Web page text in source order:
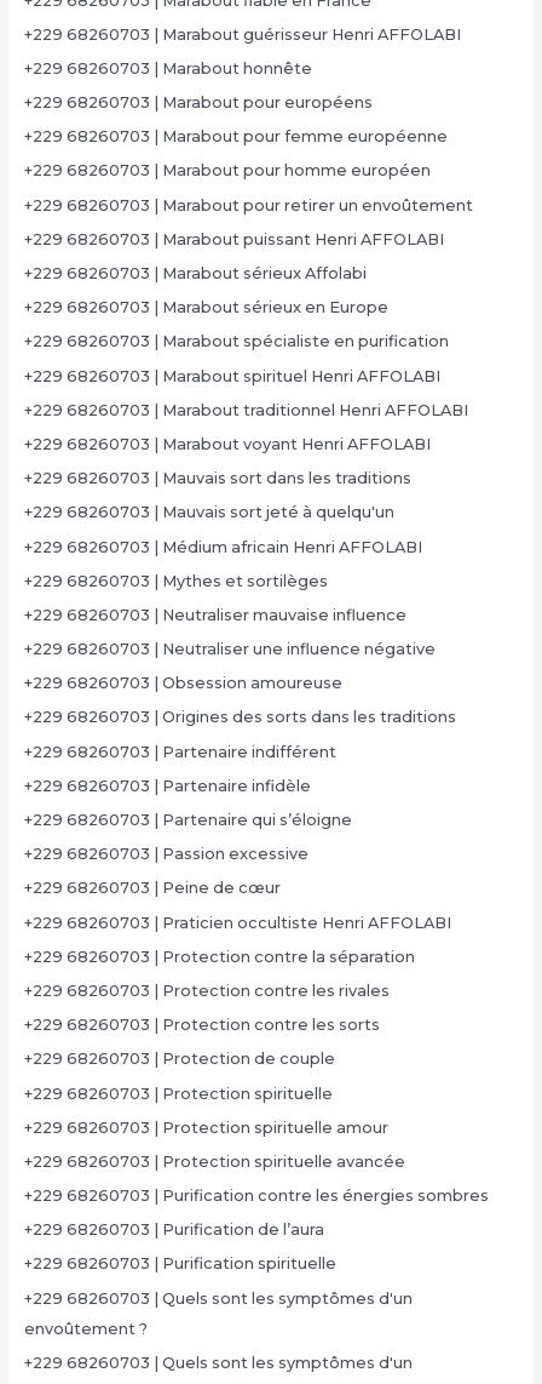
+229 68260703 | Marabout guérisseur Henri AFFOLABI
+229 68260703 | Marabout honnête
+229 68260703 | Marabout pour européens
+229 68260703 | Marabout pour femme européenne
+229 68260703 | Marabout pour homme européen
+229 68260703 | Marabout pour retirer un envoûtement
+229 68260703 | Marabout puissant Henri AFFOLABI
+229 68260703 | Marabout sérieux Affolabi
+229 68260703 | Marabout sérieux en Europe
+229 68260703 | Marabout spécialiste en purification
+229 68260703 | Marabout spirituel Henri AFFOLABI
+229 68260703 | Marabout traditionnel Henri AFFOLABI
+229 68260703 | Marabout voyant Henri AFFOLABI
+229 68260703 | Mauvais sort dans les traditions
+229 68260703 | Mauvais sort jeté à quelqu'un
+229 68260703 | Médium africain Henri AFFOLABI
+229 68260703 | Mythes et sortilèges
+229 68260703 | Neutraliser mauvaise influence
+229 68260703 | Neutraliser une influence négative
+229 68260703 | Obsession amoureuse
+229 68260703 | Origines des sorts dans les traditions
+229 68260703 | Partenaire indifférent
+229 68260703 | Partenaire infidèle
+229 68260703 | Partenaire qui s’éloigne
+229 68260703 | Passion excessive
+229 68260703 | Peine de cœur
+229 68260703 | Praticien occultiste Henri AFFOLABI
+229 68260703 | Protection contre la séparation
+229 68260703 | Protection contre les rivales
+229 68260703 | Protection contre les sorts
+229 68260703 | Protection de couple
+229 68260703 | Protection spirituelle
+229 68260703 | Protection spirituelle amour
+229 68260703 | Protection spirituelle avancée
+229 68260703 | Purification contre les énergies sombres
+229 68260703 | Purification de l’aura
+229 68260703 | Purification spirituelle
+229 68260703 | Quels sont les symptômes d'un
envoûtement ?
+229 68260703 | Quels sont les symptômes d'un